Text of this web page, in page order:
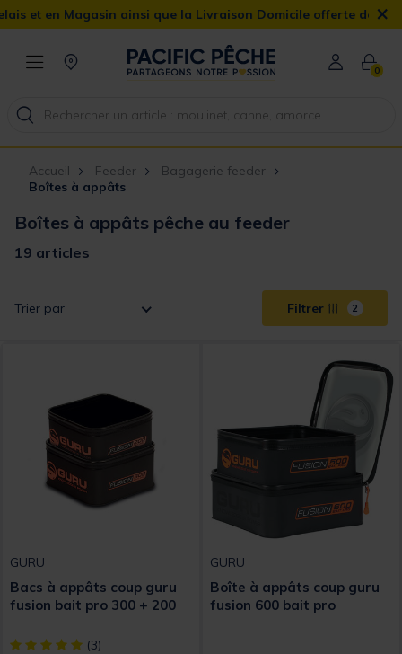
ainsi que la Livraison Domicile offerte dès 90€ ×
0
Accueil Feeder
Bagagerie feeder
Boîtes à appâts
Boîtes à appâts pêche au feeder
19 articles
Trier par Filtrer 2
GURU
Bacs à appâts coup guru
fusion bait pro 300 + 200
[object Object] out of 5 Customer Rating
(3)
GURU
Boîte à appâts coup guru
fusion 600 bait pro